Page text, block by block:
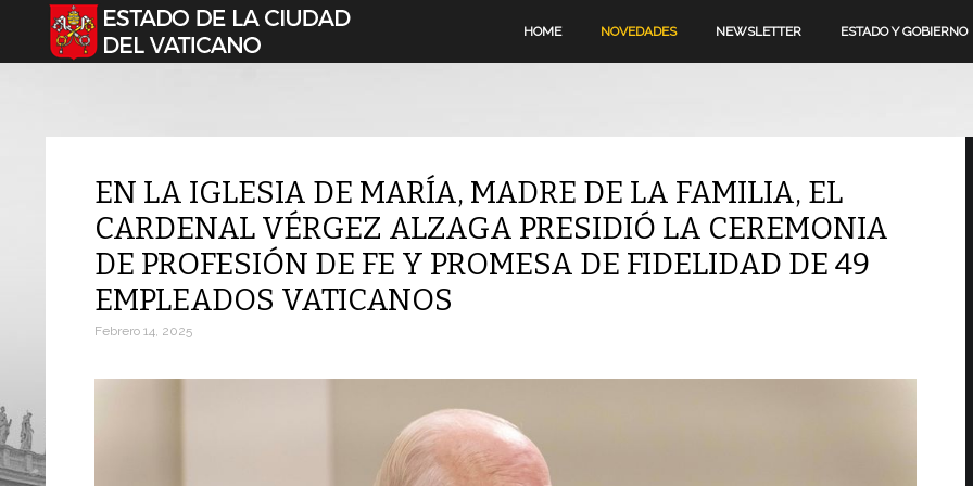
Seleccione su idioma HOME NOVEDADES NEWSLETTER ESTADO Y GOBIERNO
EN LA IGLESIA DE MARÍA, MADRE DE LA FAMILIA, EL
CARDENAL VÉRGEZ ALZAGA PRESIDIÓ LA CEREMONIA
DE PROFESIÓN DE FE Y PROMESA DE FIDELIDAD DE 49
EMPLEADOS VATICANOS
Febrero 14, 2025